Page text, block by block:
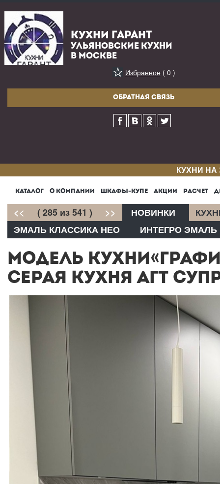
КУХНИ ГАРАНТ
УЛЬЯНОВСКИЕ КУХНИ
В МОСКВЕ
Избранное( 0 )
ОБРАТНАЯ СВЯЗЬ
КУХНИ
КАТАЛОГ О КОМПАНИИ ШКАФЫ-КУПЕ АКЦИИ РАСЧЕТ
<< ( 285 из 541 ) >> НОВИНКИ
ЭМАЛЬ КЛАССИКА НЕО
ИНТЕГРО ЭМАЛЬ
МОДЕЛЬ
СЕРАЯ КУХНЯ АГТ